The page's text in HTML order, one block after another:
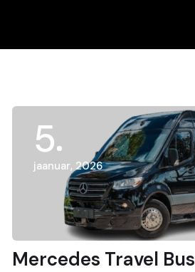
5
jaanuar, 2026
Mercedes Travel Bus